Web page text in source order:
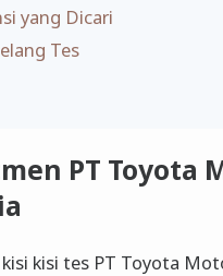
yang Dicari
Tes
PT Toyota
kisi tes PT Toyota